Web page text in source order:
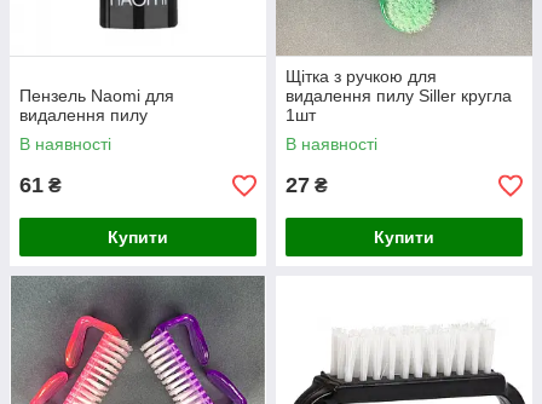
Пензель Naomi для
видалення пилу
В наявності
61 ₴
Купити
Щітка з ручкою для
видалення пилу Siller кругла
1шт
В наявності
27 ₴
Купити